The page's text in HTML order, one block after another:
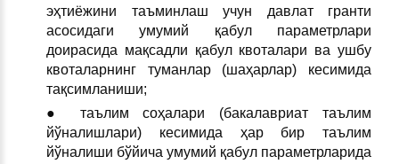
эҳтиёжини таъминлаш учун давлат гранти
асосидаги умумий қабул параметрлари
доирасида мақсадли қабул квоталари ва ушбу
квоталарнинг туманлар (шаҳарлар) кесимида
тақсимланиши;
● таълим соҳалари (бакалавриат таълим
йўналишлари) кесимида ҳар бир таълим
йўналиши бўйича умумий қабул параметрларида